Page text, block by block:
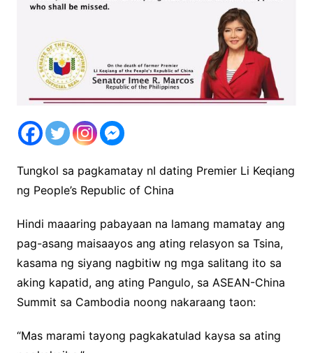
Tungkol sa pagkamatay nI dating Premier Li Keqiang
ng People’s Republic of China
Hindi maaaring pabayaan na lamang mamatay ang
pag-asang maisaayos ang ating relasyon sa Tsina,
kasama ng siyang nagbitiw ng mga salitang ito sa
aking kapatid, ang ating Pangulo, sa ASEAN-China
Summit sa Cambodia noong nakaraang taon:
“Mas marami tayong pagkakatulad kaysa sa ating